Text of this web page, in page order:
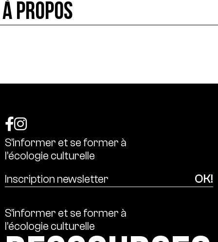
À PROPOS
S’informer et se former à
l’écologie culturelle
S’informer et se former à
l’écologie culturelle